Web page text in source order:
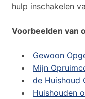
hulp inschakelen
Voorbeelden van
Gewoon
Mijn
de Huishoud
Huishouden